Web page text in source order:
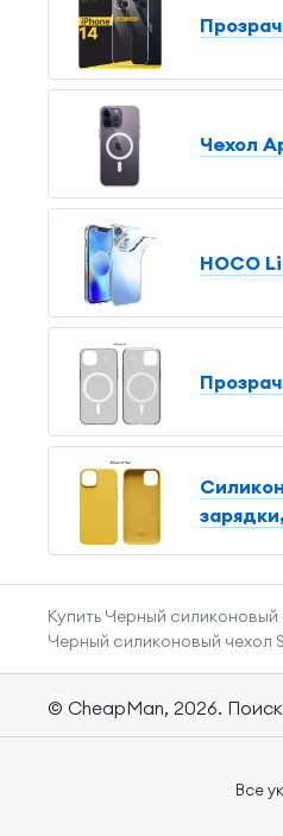
Чехол
HOCO
Купить Черный
Черный силиконовый чехол
© CheapMan, 2026.
Все